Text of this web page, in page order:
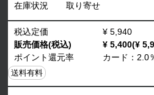
在庫状況
取り寄せ
税込定価
¥ 5,940
販売価格(税込)
¥ 5,400(¥
ポイント還元率
カード：2.0
送料有料